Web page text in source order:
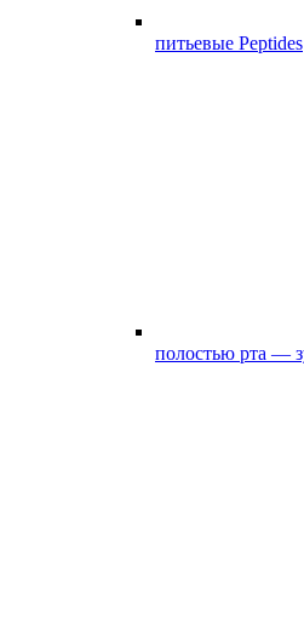
питьевые Peptides
полостью рта —